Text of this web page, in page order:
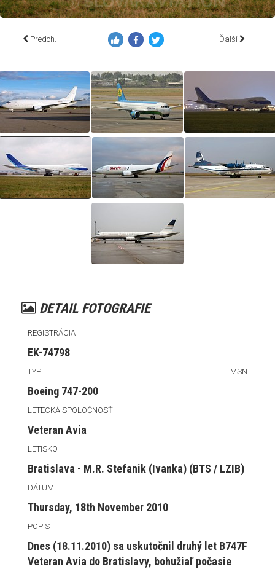
Predch. Ďalší
DETAIL FOTOGRAFIE
REGISTRÁCIA
EK-74798
TYP MSN
Boeing 747-200
LETECKÁ SPOLOČNOSŤ
Veteran Avia
LETISKO
Bratislava - M.R. Stefanik (Ivanka) (BTS / LZIB)
DÁTUM
Thursday, 18th November 2010
POPIS
Dnes (18.11.2010) sa uskutočnil druhý let B747F
Veteran Avia do Bratislavy, bohužiaľ počasie